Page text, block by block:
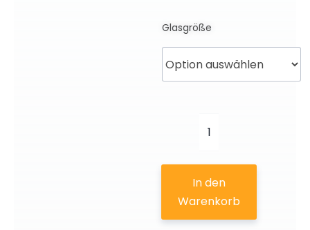
Glasgröße
Ludwig
Beethoven
Würfel
In den
Warenkorb